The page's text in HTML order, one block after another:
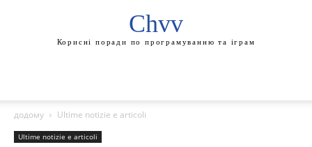
Chvv
Корисні поради по програмуванню та іграм
додому Ultime notizie e articoli
Ultime notizie e articoli